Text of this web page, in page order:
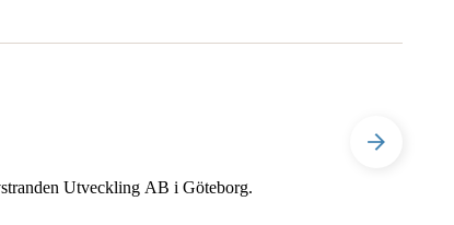
Utveckling AB i Göteborg.